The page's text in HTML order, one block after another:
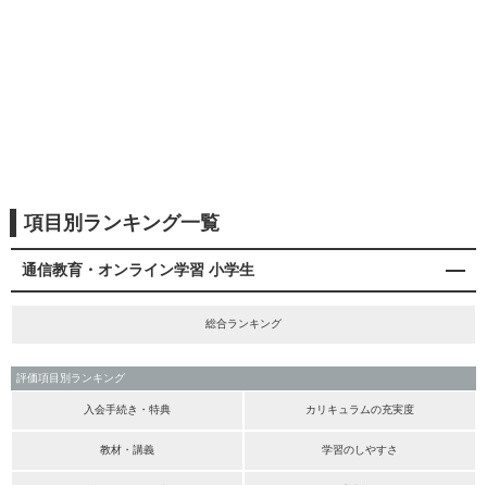
項目別ランキング一覧
通信教育・オンライン学習 小学生
総合ランキング
評価項目別ランキング
入会手続き・特典 カリキュラムの充実度
教材・講義 学習のしやすさ